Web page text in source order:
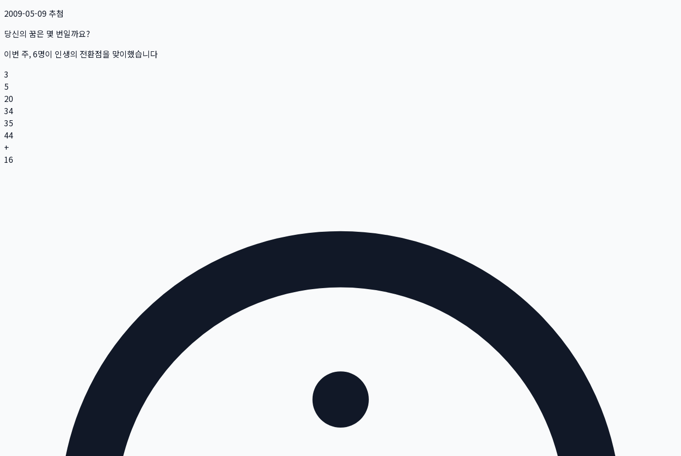
2009-05-09 추첨
당신의 꿈은 몇 번일까요?
이번 주,6명이 인생의 전환점을 맞이했습니다
3
5
20
34
35
44
+
16